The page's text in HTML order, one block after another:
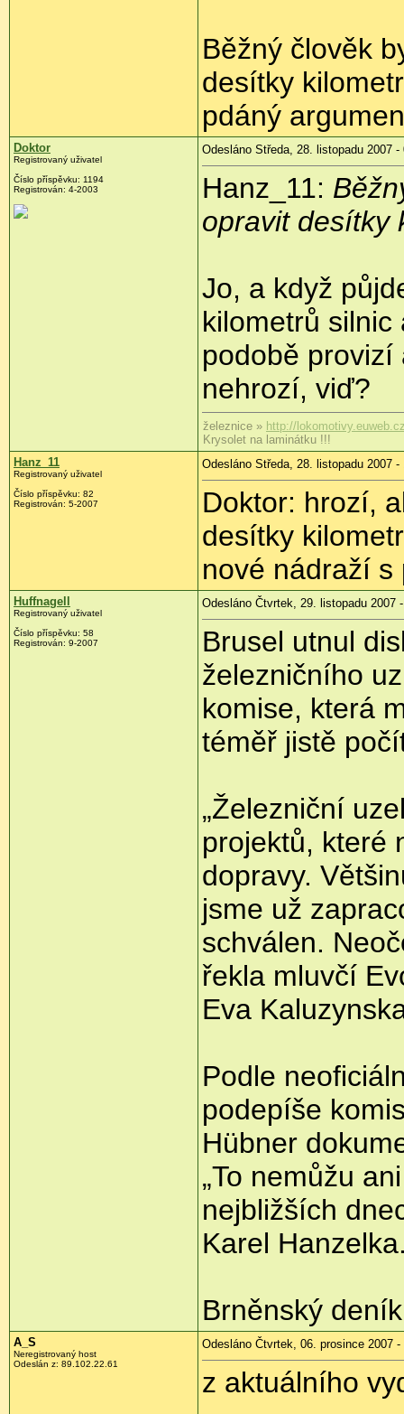
Běžný člověk
desítky
pdáný
Doktor
Registrovaný uživatel
Číslo příspěvku: 1194
Registrován: 4-2003
Odesláno Středa, 28. listopadu 2007 -
Hanz_11:
opravit desítky
Jo, a když
kilometrů
podobě provizí
nehrozí, viď?
železnice » http://
Krysolet na laminátku !!!
Hanz_11
Registrovaný uživatel
Číslo příspěvku: 82
Registrován: 5-2007
Odesláno Středa, 28. listopadu 2007 -
Doktor: hrozí,
desítky
nové nádraží s
Huffnagell
Registrovaný uživatel
Číslo příspěvku: 58
Registrován: 9-2007
Odesláno Čtvrtek, 29. listopadu 2007
Brusel utnul
železničního
komise, která
téměř jistě
„Železniční
projektů, které
dopravy.
jsme už
schválen.
řekla mluvčí
Eva
Podle
podepíše
Hübner
„To nemůžu
nejbližších
Karel
Brněnský
A_S
Neregistrovaný host
Odeslán z: 89.102.22.61
Odesláno Čtvrtek, 06. prosince 2007 -
z aktuálního